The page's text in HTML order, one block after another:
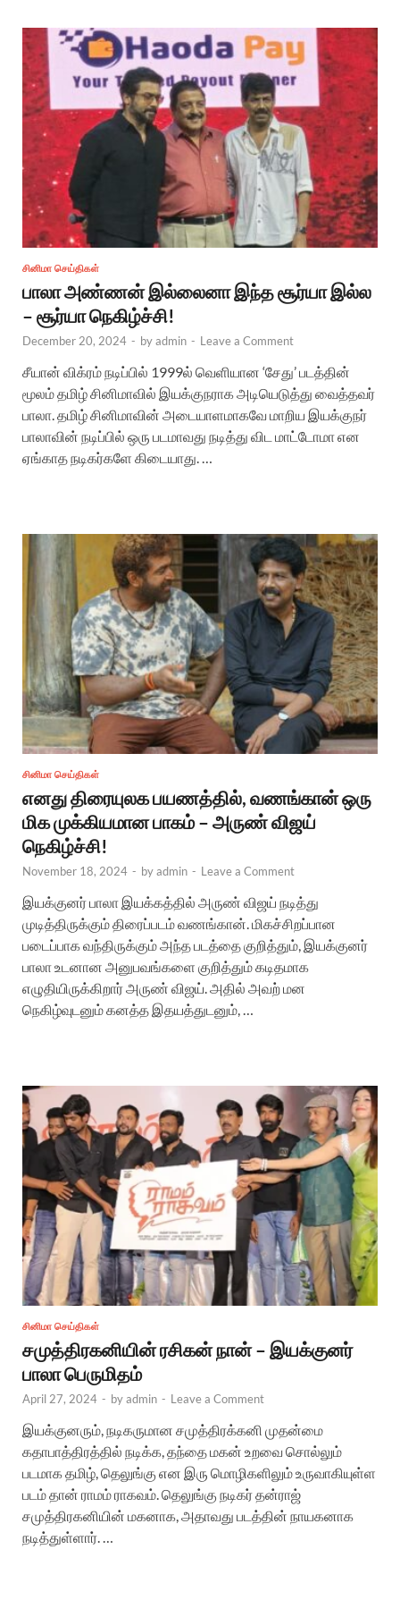
சினிமா செய்திகள்
பாலா அண்ணன் இல்லைனா இந்த சூர்யா இல்ல
– சூர்யா நெகிழ்ச்சி!
December 20, 2024 - byadmin - Leave a Comment
சீயான் விக்ரம் நடிப்பில் 1999ல் வெளியான ‘சேது’ படத்தின்
மூலம் தமிழ் சினிமாவில் இயக்குநராக அடியெடுத்து வைத்தவர்
பாலா. தமிழ் சினிமாவின் அடையாளமாகவே மாறிய இயக்குநர்
பாலாவின் நடிப்பில் ஒரு படமாவது நடித்து விட மாட்டோமா என
ஏங்காத நடிகர்களே கிடையாது. …
சினிமா செய்திகள்
எனது திரையுலக பயணத்தில், வணங்கான் ஒரு
மிக முக்கியமான பாகம் – அருண் விஜய்
நெகிழ்ச்சி!
November 18, 2024 - byadmin - Leave a Comment
இயக்குனர் பாலா இயக்கத்தில் அருண் விஜய் நடித்து
முடித்திருக்கும் திரைப்படம் வணங்கான். மிகச்சிறப்பான
படைப்பாக வந்திருக்கும் அந்த படத்தை குறித்தும், இயக்குனர்
பாலா உடனான அனுபவங்களை குறித்தும் கடிதமாக
எழுதியிருக்கிறார் அருண் விஜய். அதில் அவற் மன
நெகிழ்வுடனும் கனத்த இதயத்துடனும், …
சினிமா செய்திகள்
சமுத்திரகனியின் ரசிகன் நான் – இயக்குனர்
பாலா பெருமிதம்
April 27, 2024 - byadmin - Leave a Comment
இயக்குனரும், நடிகருமான சமுத்திரக்கனி முதன்மை
கதாபாத்திரத்தில் நடிக்க, தந்தை மகன் உறவை சொல்லும்
படமாக தமிழ், தெலுங்கு என இரு மொழிகளிலும் உருவாகியுள்ள
படம் தான் ராமம் ராகவம். தெலுங்கு நடிகர் தன்ராஜ்
சமுத்திரகனியின் மகனாக, அதாவது படத்தின் நாயகனாக
நடித்துள்ளார். …